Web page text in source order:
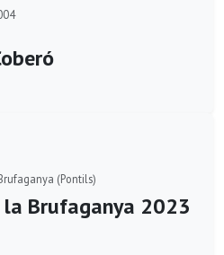
(Pontils)
Brufaganya 2023